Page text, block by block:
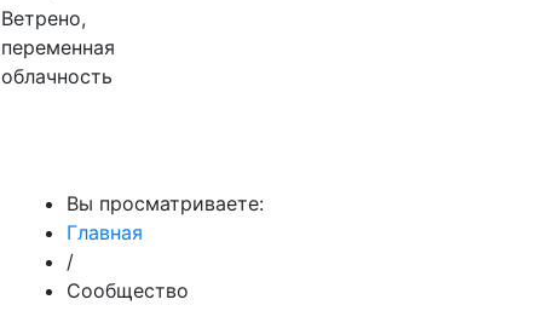
Ветрено,
переменная
облачность
Вы просматриваете:
Главная
/
Сообщество